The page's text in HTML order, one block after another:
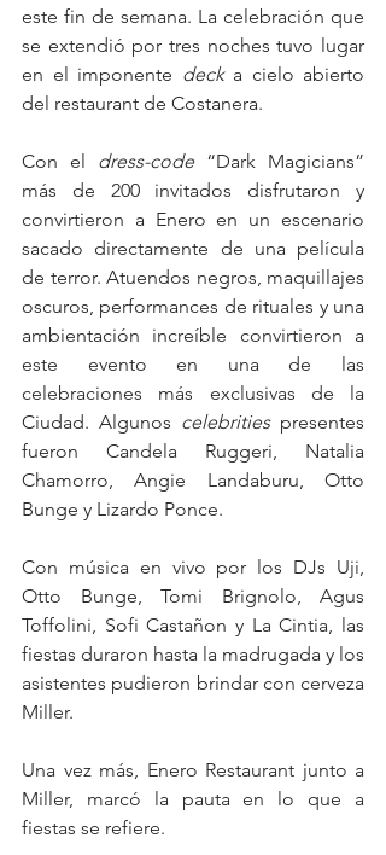
este fin de semana. La celebración que
se extendió por tres noches tuvo lugar
en el imponente deck a cielo abierto
del restaurant de Costanera.
Con el dress-code “Dark Magicians”
más de 200 invitados disfrutaron y
convirtieron a Enero en un escenario
sacado directamente de una película
de terror. Atuendos negros, maquillajes
oscuros, performances de rituales y una
ambientación increíble convirtieron a
este evento en una de las
celebraciones más exclusivas de la
Ciudad. Algunos celebrities presentes
fueron Candela Ruggeri, Natalia
Chamorro, Angie Landaburu, Otto
Bunge y Lizardo Ponce.
Con música en vivo por los DJs Uji,
Otto Bunge, Tomi Brignolo, Agus
Toffolini, Sofi Castañon y La Cintia, las
fiestas duraron hasta la madrugada y los
asistentes pudieron brindar con cerveza
Miller.
Una vez más, Enero Restaurant junto a
Miller, marcó la pauta en lo que a
fiestas se refiere.